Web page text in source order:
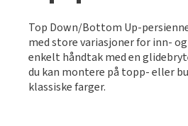
Top Down/Bottom Up-
med store variasjoner for inn-
enkelt håndtak med en
du kan montere på topp- eller
klassiske farger.